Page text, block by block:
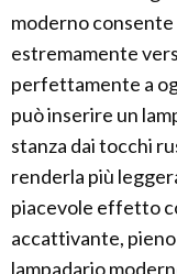
moderno
estremamente
perfettamente a
può inserire un
stanza dai tocchi
renderla più
piacevole effetto
accattivante,
lampadario